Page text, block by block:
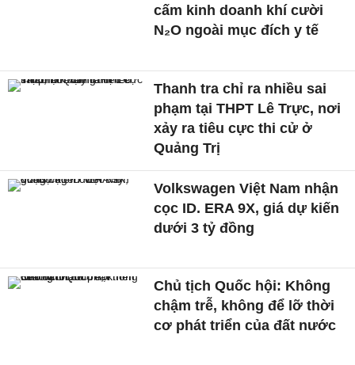
cấm kinh doanh khí cười
N₂O ngoài mục đích y tế
Thanh tra chỉ ra nhiều sai
phạm tại THPT Lê Trực, nơi
xảy ra tiêu cực thi cử ở
Quảng Trị
Volkswagen Việt Nam nhận
cọc ID. ERA 9X, giá dự kiến
dưới 3 tỷ đồng
Chủ tịch Quốc hội: Không
chậm trễ, không để lỡ thời
cơ phát triển của đất nước